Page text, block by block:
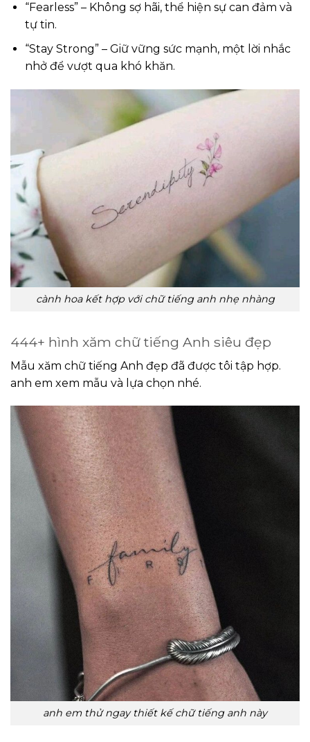
“Fearless” – Không sợ hãi, thể hiện sự can đảm và
tự tin.
“Stay Strong” – Giữ vững sức mạnh, một lời nhắc
nhở để vượt qua khó khăn.
cành hoa kết hợp với chữ tiếng anh nhẹ nhàng
444+ hình xăm chữ tiếng Anh siêu đẹp
Mẫu xăm chữ tiếng Anh đẹp đã được tôi tập hợp.
anh em xem mẫu và lựa chọn nhé.
anh em thử ngay thiết kế chữ tiếng anh này